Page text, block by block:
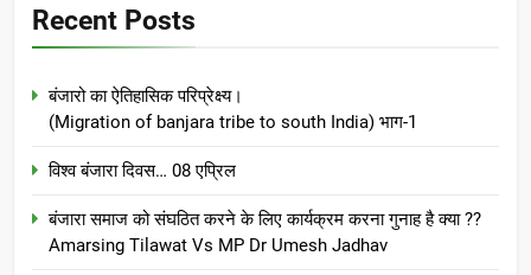
Recent Posts
बंजारो का ऐतिहासिक परिप्रेक्ष्य।
(Migration of banjara tribe to south India) भाग-1
विश्व बंजारा दिवस… 08 एप्रिल
बंजारा समाज को संघठित करने के लिए कार्यक्रम करना गुनाह है क्या ??
Amarsing Tilawat Vs MP Dr Umesh Jadhav